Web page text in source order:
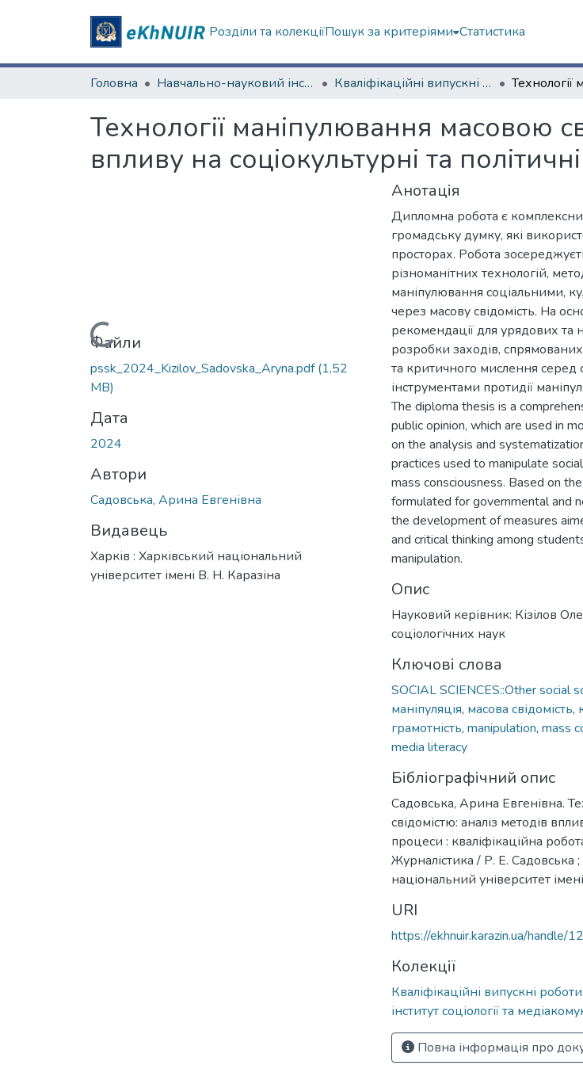
Розділи та колекціїПошук за критеріями Статистика
Головна Навчально-науковий інститут соціології та медіакомунікацій Кваліфікаційні випускні роботи бакалаврів. Навчально-науковий інститут соціології та медіакомунікацій
Технології маніпулювання масовою
впливу на соціокультурні та
Вантажиться...
Файли
pssk_2024_Kizilov_Sadovska_Aryna.pdf(1,52
MB)
Дата
2024
Автори
Садовська, Арина Евгенівна
Видавець
Харків : Харківський національний
університет імені В. Н. Каразіна
Анотація
Дипломна робота є
громадську думку, які
просторах. Робота
різноманітних технологій,
маніпулювання соціальними,
через масову свідомість. На
рекомендації для урядових
розробки заходів,
та критичного мислення
інструментами протидії
The diploma thesis is a
public opinion, which are used in
on the analysis and
practices used to manipulate
mass consciousness. Based on
formulated for governmental and
the development of measures
and critical thinking among
manipulation.
Опис
Науковий керівник: Кізілов
соціологічних наук
Ключові слова
SOCIAL SCIENCES::Other social
маніпуляція, масова свідомість,
грамотність, manipulation, mass
media literacy
Бібліографічний опис
Садовська, Арина Евгенівна.
свідомістю: аналіз методів
процеси : кваліфікаційна
Журналістика / Р. Е. Садовська ;
національний університет
URI
https://ekhnuir.karazin.ua/
Колекції
Кваліфікаційні випускні
інститут соціології та
Повна інформація про